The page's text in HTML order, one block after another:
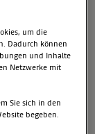
OF
vollelektrisch
um die
Dadurch können
und Inhalte
Netzwerke mit
Sie sich in den
begeben.